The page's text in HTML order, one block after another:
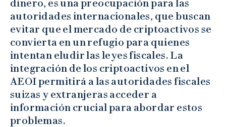
dinero, es una preocupación para las
autoridades internacionales, que buscan
evitar que el mercado de criptoactivos se
convierta en un refugio para quienes
intentan eludir las leyes fiscales. La
integración de los criptoactivos en el
AEOI permitirá a las autoridades fiscales
suizas y extranjeras acceder a
información crucial para abordar estos
problemas.